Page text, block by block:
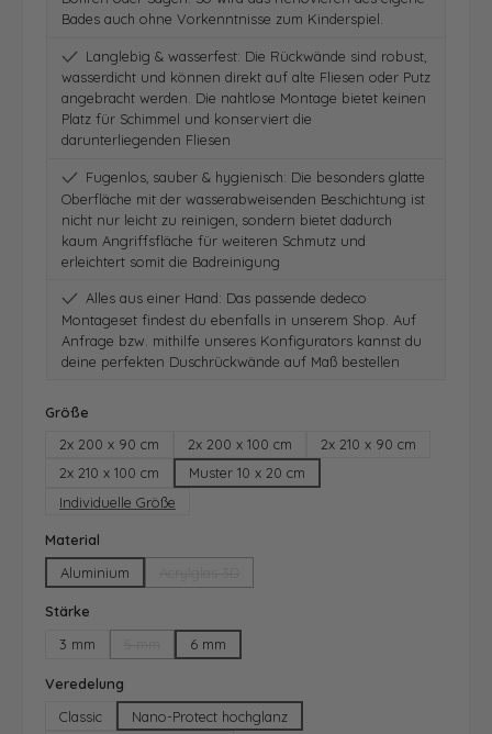
Bades auch ohne Vorkenntnisse zum Kinderspiel.
Langlebig & wasserfest: Die Rückwände sind robust,
wasserdicht und können direkt auf alte Fliesen oder Putz
angebracht werden. Die nahtlose Montage bietet keinen
Platz für Schimmel und konserviert die
darunterliegenden Fliesen
Fugenlos, sauber & hygienisch: Die besonders glatte
Oberfläche mit der wasserabweisenden Beschichtung ist
nicht nur leicht zu reinigen, sondern bietet dadurch
kaum Angriffsfläche für weiteren Schmutz und
erleichtert somit die Badreinigung
Alles aus einer Hand: Das passende dedeco
Montageset findest du ebenfalls in unserem Shop. Auf
Anfrage bzw. mithilfe unseres Konfigurators kannst du
deine perfekten Duschrückwände auf Maß bestellen
Größe
2x 200 x 90 cm
2x 200 x 100 cm
2x 210 x 90 cm
2x 210 x 100 cm
Muster 10 x 20 cm
Individuelle Größe
Material
Aluminium
Stärke
3 mm
(Diese Option ist zurzeit nicht verfügbar.)
6 mm
Veredelung
Classic
Nano-Protect hochglanz